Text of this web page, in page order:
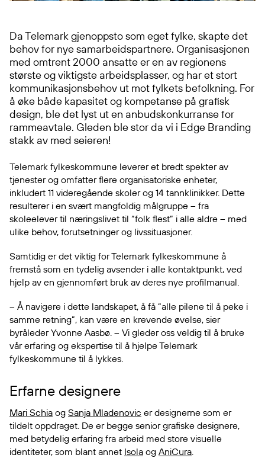
Da Telemark gjenoppsto som eget fylke, skapte det
behov for nye samarbeidspartnere. Organisasjonen
med omtrent 2000 ansatte er en av regionens
største og viktigste arbeidsplasser, og har et stort
kommunikasjonsbehov ut mot fylkets befolkning. For
å øke både kapasitet og kompetanse på grafisk
design, ble det lyst ut en anbudskonkurranse for
rammeavtale. Gleden ble stor da vi i Edge Branding
stakk av med seieren!
Telemark fylkeskommune leverer et bredt spekter av
tjenester og omfatter flere organisatoriske enheter,
inkludert 11 videregående skoler og 14 tannklinikker. Dette
resulterer i en svært mangfoldig målgruppe – fra
skoleelever til næringslivet til “folk flest” i alle aldre – med
ulike behov, forutsetninger og livssituasjoner.
Samtidig er det viktig for Telemark fylkeskommune å
fremstå som en tydelig avsender i alle kontaktpunkt, ved
hjelp av en gjennomført bruk av deres nye profilmanual.
– Å navigere i dette landskapet, å få “alle pilene til å peke i
samme retning”, kan være en krevende øvelse, sier
byråleder Yvonne Aasbø. – Vi gleder oss veldig til å bruke
vår erfaring og ekspertise til å hjelpe Telemark
fylkeskommune til å lykkes.
Erfarne designere
Mari Schia og Sanja Mladenovic er designerne som er
tildelt oppdraget. De er begge senior grafiske designere,
med betydelig erfaring fra arbeid med store visuelle
identiteter, som blant annet Isola og AniCura